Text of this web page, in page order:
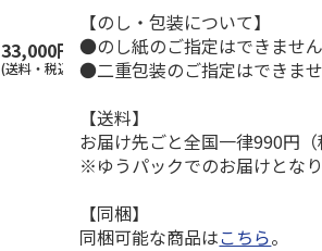
33,000円
(送料・税込)
33,000円
(送料・税込) (送料
【のし・包装について】
●のし紙のご指定はできません
●二重包装のご指定はできませ
【送料】
お届け先ごと全国一律990円（
※ゆうパックでのお届けとなり
【同梱】
同梱可能な商品はこちら。